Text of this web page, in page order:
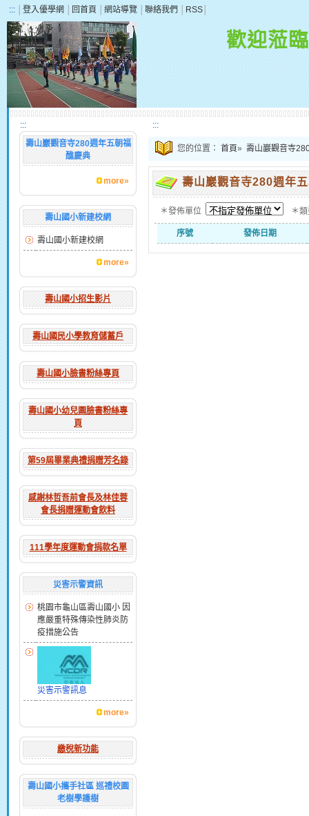
::: 登入優學網 回首頁 網站導覽 聯絡我們 RSS
歡迎蒞
:::
壽山巖觀音寺280週年五朝福
醮慶典
more»
壽山國小新建校網
壽山國小新建校網
more»
壽山國小招生影片
壽山國民小學教育儲蓄戶
壽山國小臉書粉絲專頁
壽山國小幼兒園臉書粉絲專
頁
第59屆畢業典禮捐贈芳名錄
感謝林哲吾前會長及林佳蓉
會長捐贈運動會飲料
111學年度運動會捐款名單
災害示警資訊
桃園市龜山區壽山國小 因
應嚴重特殊傳染性肺炎防
疫措施公告
災害示警訊息
more»
繳稅新功能
壽山國小攜手社區 巡禮校園
老樹學護樹
:::
您的位置： 首頁» 壽山巖觀音寺
壽山巖觀音寺280週年
＊發佈單位 ＊
序號 發佈日期